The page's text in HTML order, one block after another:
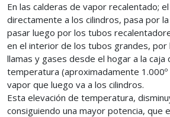
En las calderas de vapor recalentado;
directamente a los cilindros, pasa por
pasar luego por los tubos
en el interior de los tubos grandes, por
llamas y gases desde el hogar a la caja
temperatura (aproximadamente 1.000º
vapor que luego va a los cilindros.
Esta elevación de temperatura,
consiguiendo una mayor potencia, que